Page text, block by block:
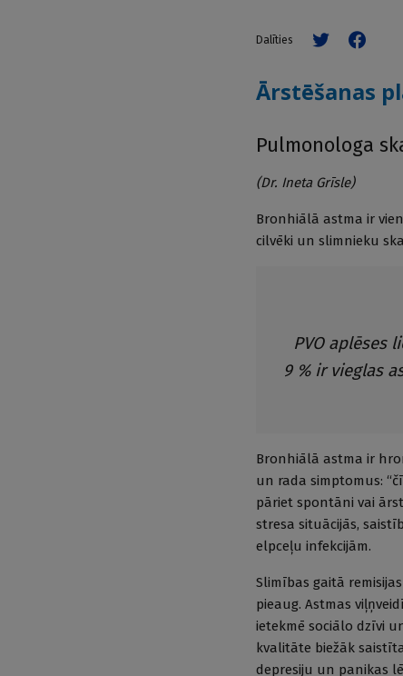
Dalīties
Ārstēšanas
Pulmonologa
(Dr. Ineta Grīsle)
Bronhiālā astma ir
cilvēki un slimnieku
PVO aplēses
9 % ir vieglas
Bronhiālā astma ir
un rada simptomus:
pāriet spontāni vai
stresa situācijās,
elpceļu infekcijām.
Slimības gaitā
pieaug. Astmas
ietekmē sociālo dzīvi
kvalitāte biežāk
depresiju un panikas